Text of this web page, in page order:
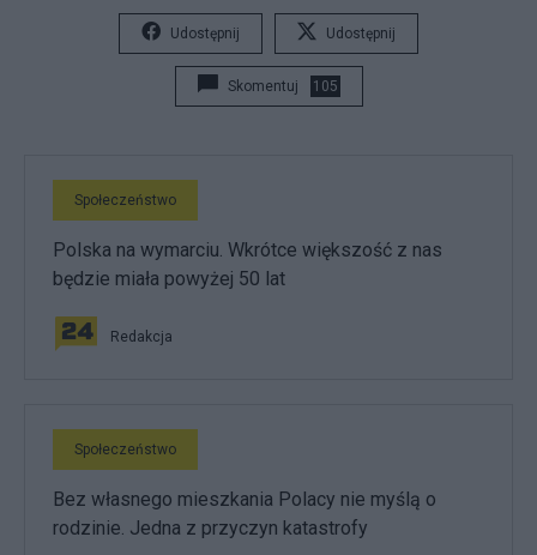
Udostępnij Udostępnij
Skomentuj 105
Społeczeństwo
Polska na wymarciu. Wkrótce większość z nas
będzie miała powyżej 50 lat
Redakcja
Społeczeństwo
Bez własnego mieszkania Polacy nie myślą o
rodzinie. Jedna z przyczyn katastrofy